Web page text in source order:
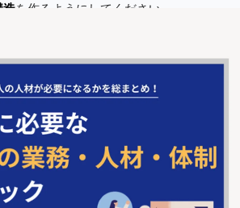
造を作るようにしてください。
評価の目的・導入方法・注意点につい
説
方｜評価を作る際の注意点や成功例に